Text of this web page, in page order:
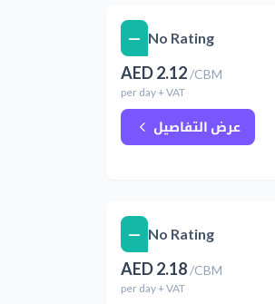
No Rating
—
AED2.12/CBM
per day+ VAT
عرض التفاصيل
No Rating
—
AED2.18/CBM
per day+ VAT